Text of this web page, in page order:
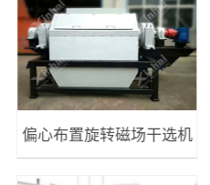
偏心布置旋转磁场干选机